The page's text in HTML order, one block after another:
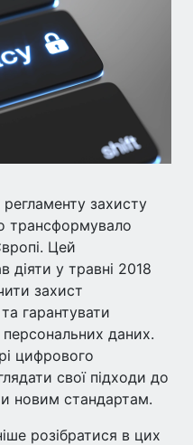
захисту
трансформувало
Цей
у травні 2018
захист
гарантувати
персональних даних.
цифрового
свої підходи до
новим стандартам.
розібратися в цих